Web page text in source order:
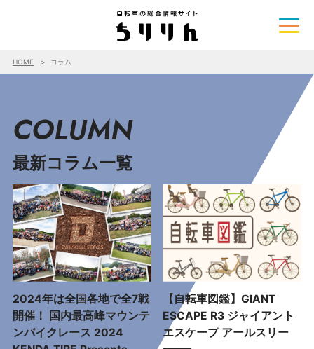
HOME コラム
COLUMN
最新コラム一覧
2024年は全国各地で全7戦
開催！ 国内最高峰マウンテ
ンバイクレース 2024
【自転車図鑑】GIANT
ESCAPE R3 ジャイアント
エスケープ アールスリー